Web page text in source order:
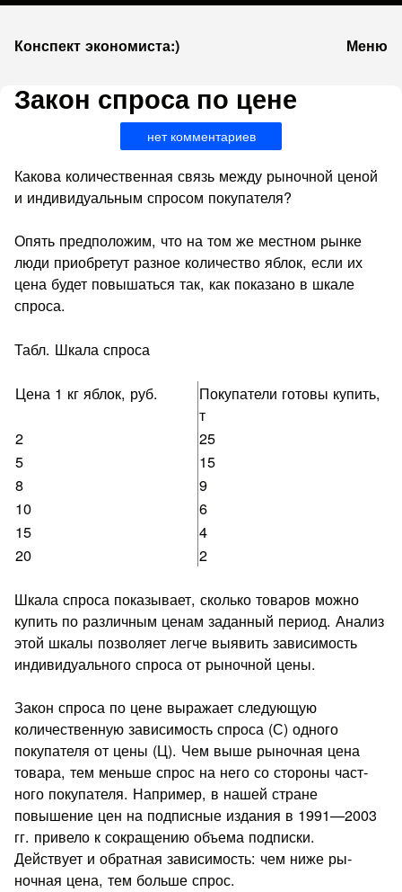
Конспект экономиста:) Меню
Закон спроса по цене
нет комментариев
Какова количественная связь между рыночной ценой
и индивидуальным спросом покупателя?
Опять предположим, что на том же местном рынке
люди приобретут разное количество яблок, если их
цена будет повышаться так, как показано в шкале
спроса.
Табл. Шкала спроса
Цена 1 кг яблок, руб.
Покупатели готовы купить,
т
2
25
5
15
8
9
10
6
15
4
20
2
Шкала спроса показывает, сколько товаров можно
купить по различным ценам заданный период. Анализ
этой шкалы позволя­ет легче выявить зависимость
индивидуального спроса от рыноч­ной цены.
Закон спроса по цене выражает следующую
количественную зависимость спроса (С) одного
покупателя от цены (Ц). Чем выше рыночная цена
товара, тем меньше спрос на него со стороны част­
ного покупателя. Например, в нашей стране
повышение цен на подписные издания в 1991—2003
гг. привело к сокращению объе­ма подписки.
Действует и обратная зависимость: чем ниже ры­
ночная цена, тем больше спрос.